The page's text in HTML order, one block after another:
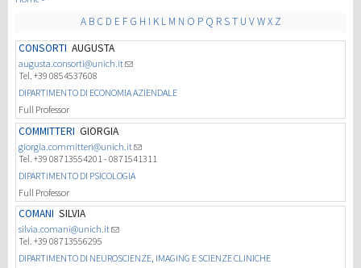
Didactique
III Mission
A B C D E F G H I K L M N O P Q R S T U V W X Z
CONSORTI AUGUSTA
augusta.consorti@unich.it
Tel. +39 0854537608
DIPARTIMENTO DI ECONOMIA AZIENDALE
Full Professor
COMMITTERI GIORGIA
giorgia.committeri@unich.it
Tel. +39 08713554201 - 0871541311
DIPARTIMENTO DI PSICOLOGIA
Full Professor
COMANI SILVIA
silvia.comani@unich.it
Tel. +39 08713556295
DIPARTIMENTO DI NEUROSCIENZE, IMAGING E SCIENZE CLINICHE